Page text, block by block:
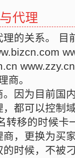
代理
的关系。 目
商。
因为目前国
都可以控制
转移的时候卡
，更换为买
时候，不被